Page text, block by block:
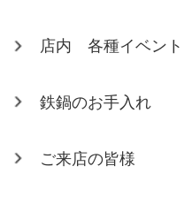
店内 各種イベント
鉄鍋のお手入れ
ご来店の皆様